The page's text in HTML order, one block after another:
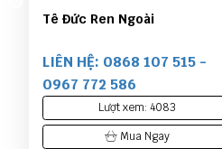
Đầu Nối Sống Chết Chếch 45
LIÊN HỆ: 0868 107 515 -
0967 772 586
Lượt xem: 3884
Mua Ngay